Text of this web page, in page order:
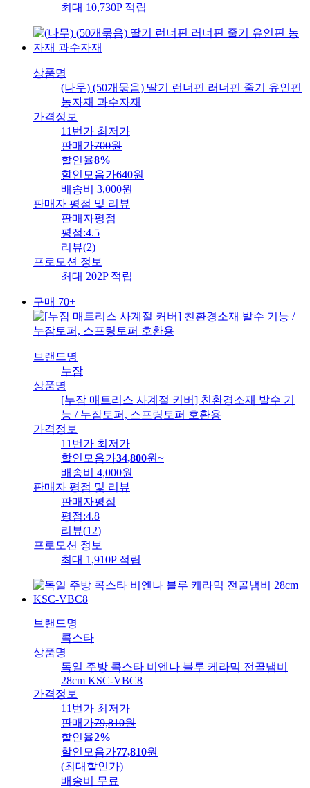
최대 10,730P 적립
상품명
(나무) (50개묶음) 딸기 런너핀 러너핀 줄기 유인핀
농자재 과수자재
가격정보
11번가 최저가
판매가700원
할인율8%
할인모음가640원
배송비
3,000원
판매자 평점 및 리뷰
판매자평점
평점:4.5
리뷰(2)
프로모션 정보
최대 202P 적립
구매 70+
브랜드명
누잠
상품명
[누잠 매트리스 사계절 커버] 친환경소재 발수 기
능 / 누잠토퍼, 스프링토퍼 호환용
가격정보
11번가 최저가
할인모음가34,800원~
배송비
4,000원
판매자 평점 및 리뷰
판매자평점
평점:4.8
리뷰(12)
프로모션 정보
최대 1,910P 적립
브랜드명
콕스타
상품명
독일 주방 콕스타 비엔나 블루 케라믹 전골냄비
28cm KSC-VBC8
가격정보
11번가 최저가
판매가79,810원
할인율2%
할인모음가77,810원
(최대할인가)
배송비
무료